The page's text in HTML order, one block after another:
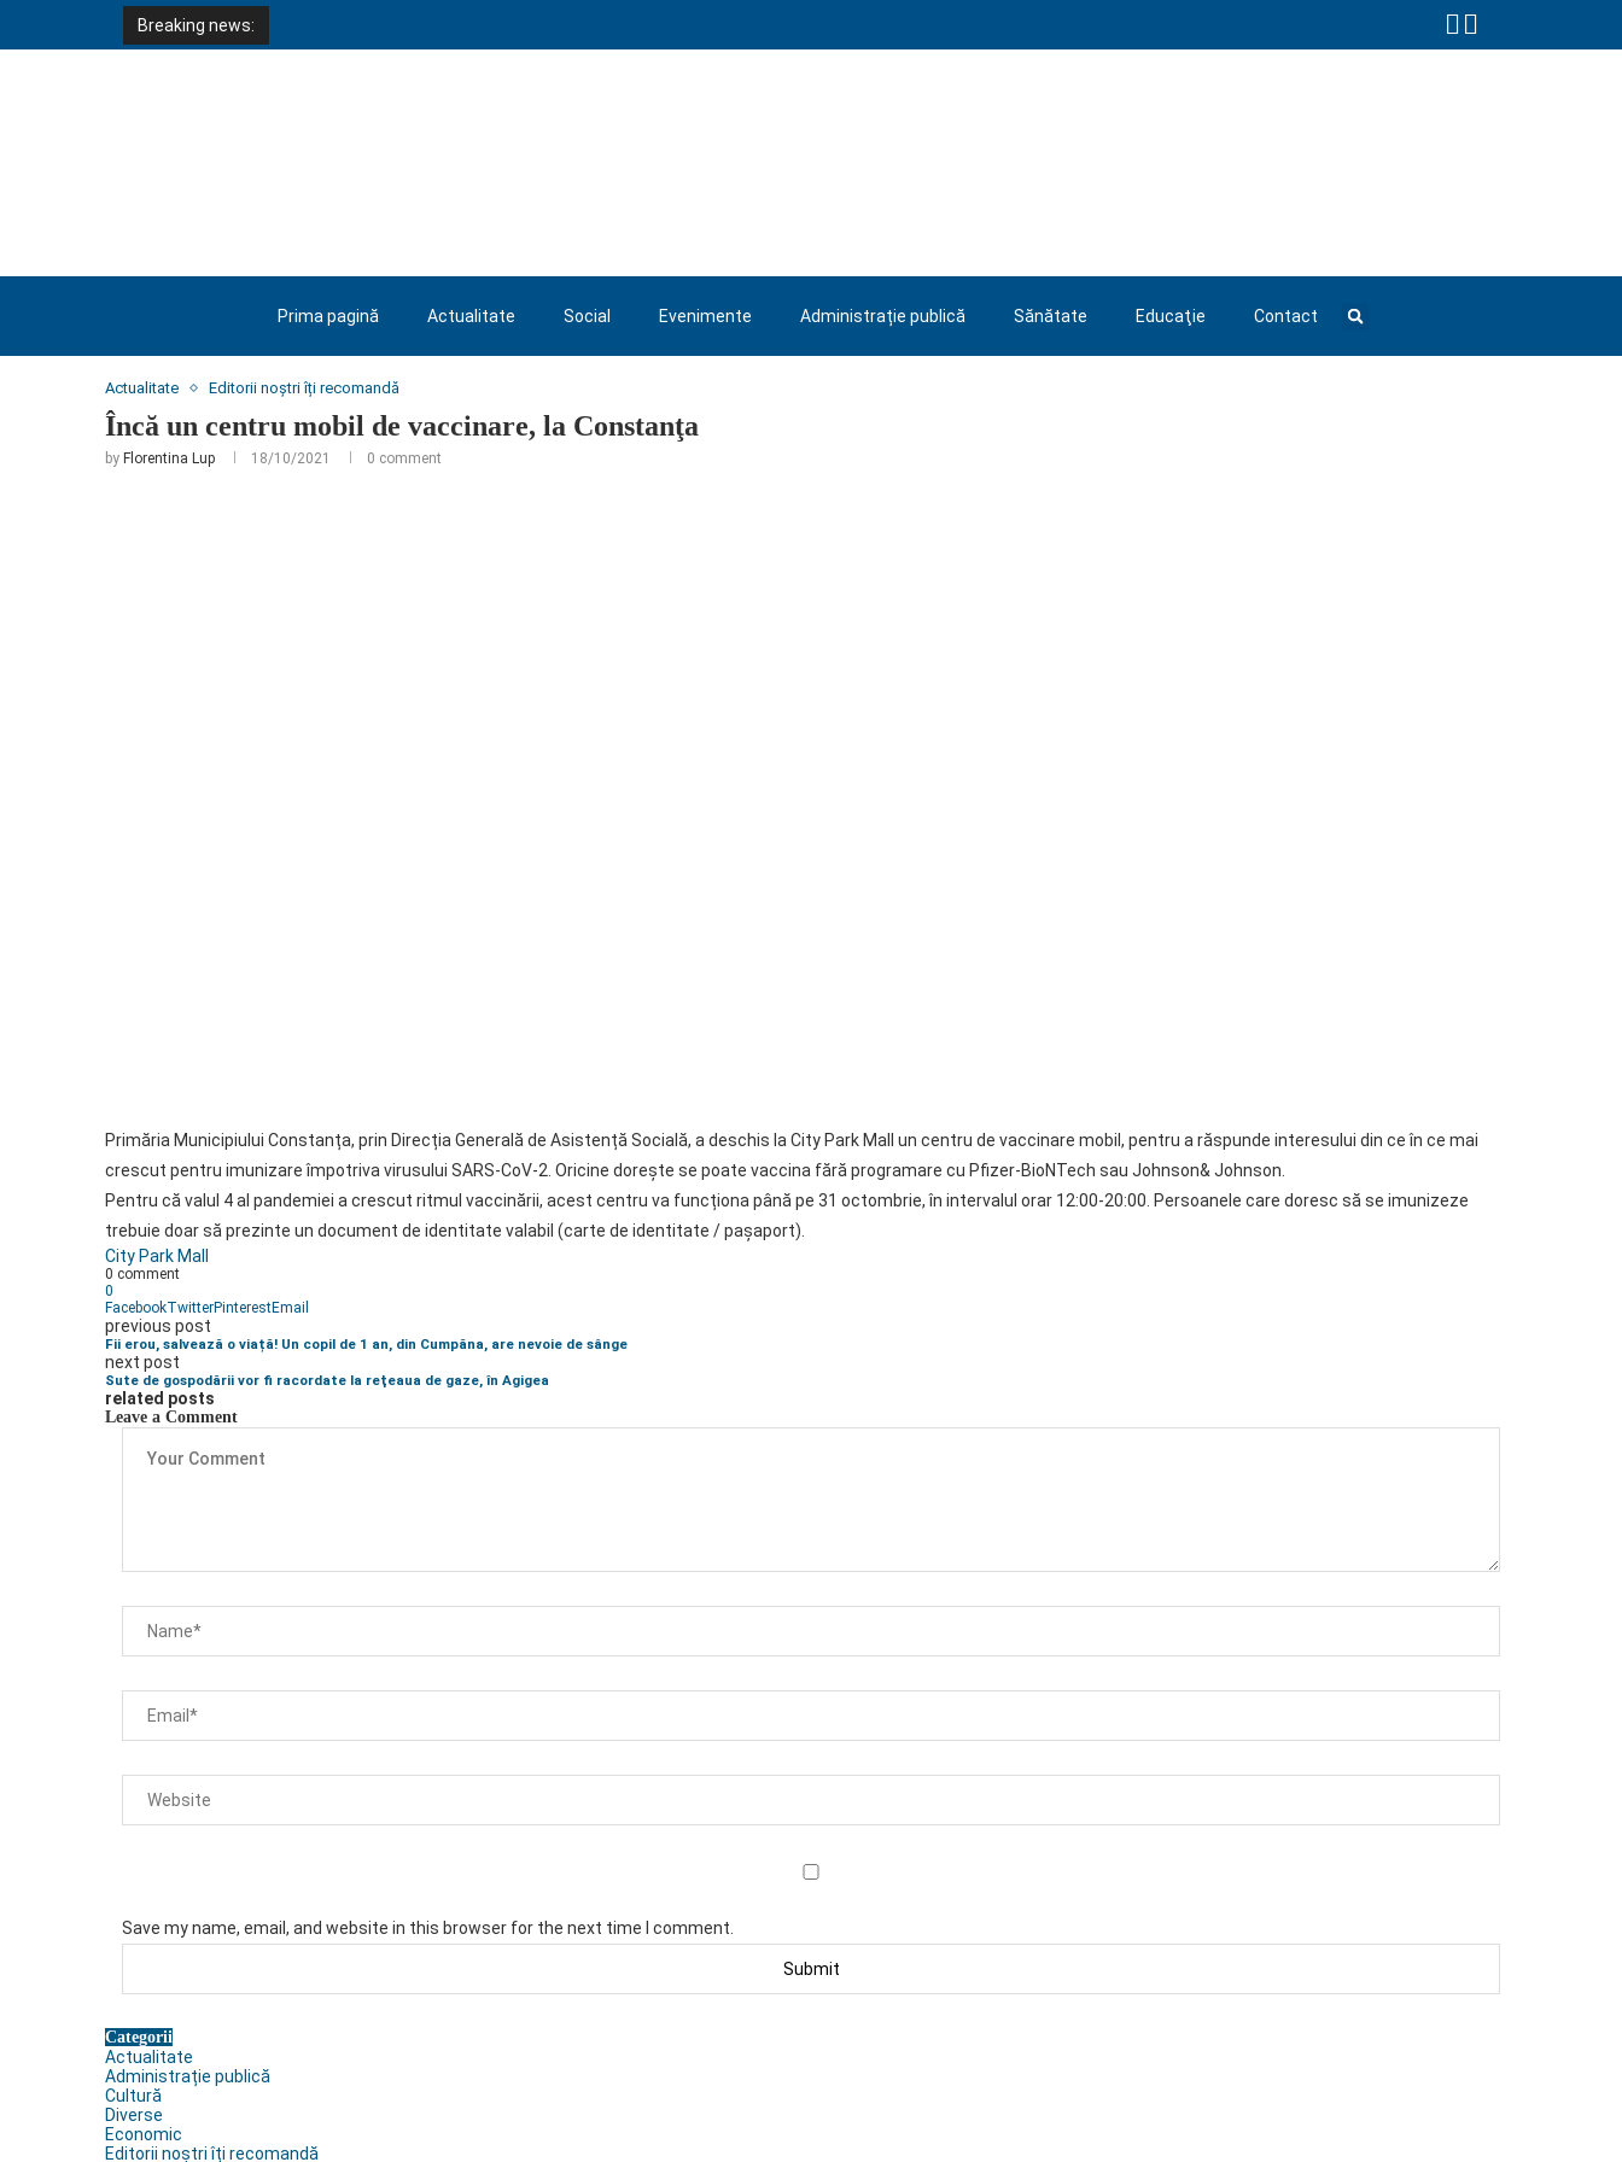
Breaking news:
Prima pagină Actualitate Social Evenimente Administrație publică Sănătate Educaţie Contact
Încă un centru mobil de vaccinare, la Constanţa
Actualitate Editorii noștri îți recomandă
Încă un centru mobil de vaccinare, la Constanţa
by Florentina Lup 18/10/2021 0 comment
Primăria Municipiului Constanța, prin Direcția Generală de Asistență Socială, a deschis la City Park Mall un centru de vaccinare mobil, pentru a răspunde interesului din ce în ce mai
crescut pentru imunizare împotriva virusului SARS-CoV-2. Oricine dorește se poate vaccina fără programare cu Pfizer-BioNTech sau Johnson& Johnson.
Pentru că valul 4 al pandemiei a crescut ritmul vaccinării, acest centru va funcționa până pe 31 octombrie, în intervalul orar 12:00-20:00. Persoanele care doresc să se imunizeze
trebuie doar să prezinte un document de identitate valabil (carte de identitate / pașaport).
City Park Mall
0 comment
0
FacebookTwitterPinterestEmail
previous post
Fii erou, salvează o viață! Un copil de 1 an, din Cumpăna, are nevoie de sânge
next post
Sute de gospodării vor fi racordate la reţeaua de gaze, în Agigea
related posts
Leave a Comment
Save my name, email, and website in this browser for the next time I comment.
Categorii
Actualitate
Administrație publică
Cultură
Diverse
Economic
Editorii noștri îți recomandă